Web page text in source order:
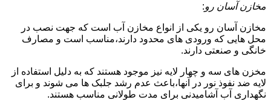
مخازن آسان رو:
مخازن آسان رو یکی از انواع مخازن آب است که جهت نصب در
محل هایی که ورودی های محدود دارند،مناسب است و مصارف
خانگی و صنعتی دارند.
مخزن های سه و چهار لایه نیز موجود هستند که به دلیل استفاده از
لایه ضد نفوذ نور در آنها،باعث عدم رشد جلبک ها می شوند و برای
نگهداری آب آشامیدنی برای مدت طولانی مناسب هستند.